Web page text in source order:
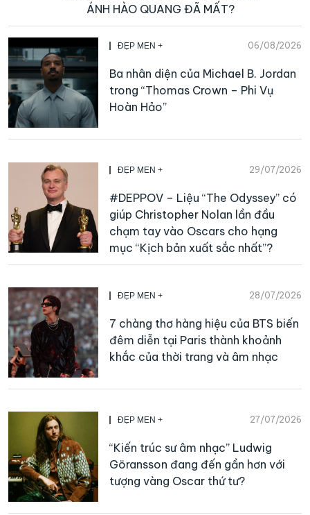
ÁNH HÀO QUANG ĐÃ MẤT?
ĐẸP MEN + 06/08/2026
Ba nhân diện của Michael B. Jordan
trong “Thomas Crown – Phi Vụ
Hoàn Hảo”
ĐẸP MEN + 29/07/2026
#DEPPOV – Liệu “The Odyssey” có
giúp Christopher Nolan lần đầu
chạm tay vào Oscars cho hạng
mục “Kịch bản xuất sắc nhất”?
ĐẸP MEN + 28/07/2026
7 chàng thơ hàng hiệu của BTS biến
đêm diễn tại Paris thành khoảnh
khắc của thời trang và âm nhạc
ĐẸP MEN + 27/07/2026
“Kiến trúc sư âm nhạc” Ludwig
Göransson đang đến gần hơn với
tượng vàng Oscar thứ tư?